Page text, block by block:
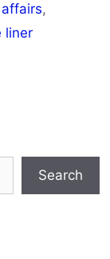
,
liner
Search